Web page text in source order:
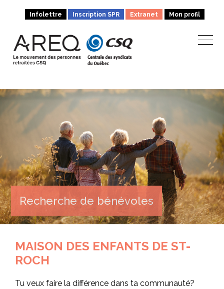
Infolettre Inscription SPR Extranet Mon profil
Recherche de bénévoles
MAISON DES ENFANTS DE ST-
ROCH
Tu veux faire la différence dans ta communauté?